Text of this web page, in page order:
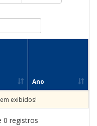
Ano
exibidos!
0 registros